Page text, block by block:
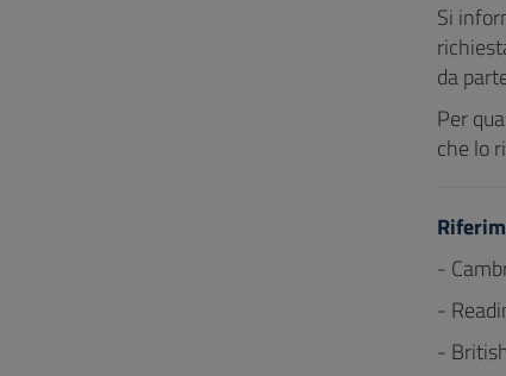
Si
da
Per
che lo
-
-
-